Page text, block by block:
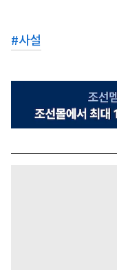
#사설